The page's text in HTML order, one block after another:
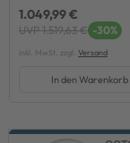
1.049,99 €
UVP 1.519,63 € -30%
inkl. MwSt. zzgl. Versand
In den Warenkorb